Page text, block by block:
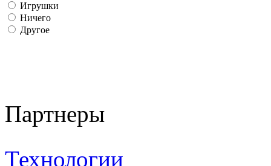
Игрушки
Ничего
Другое
Партнеры
Технологии